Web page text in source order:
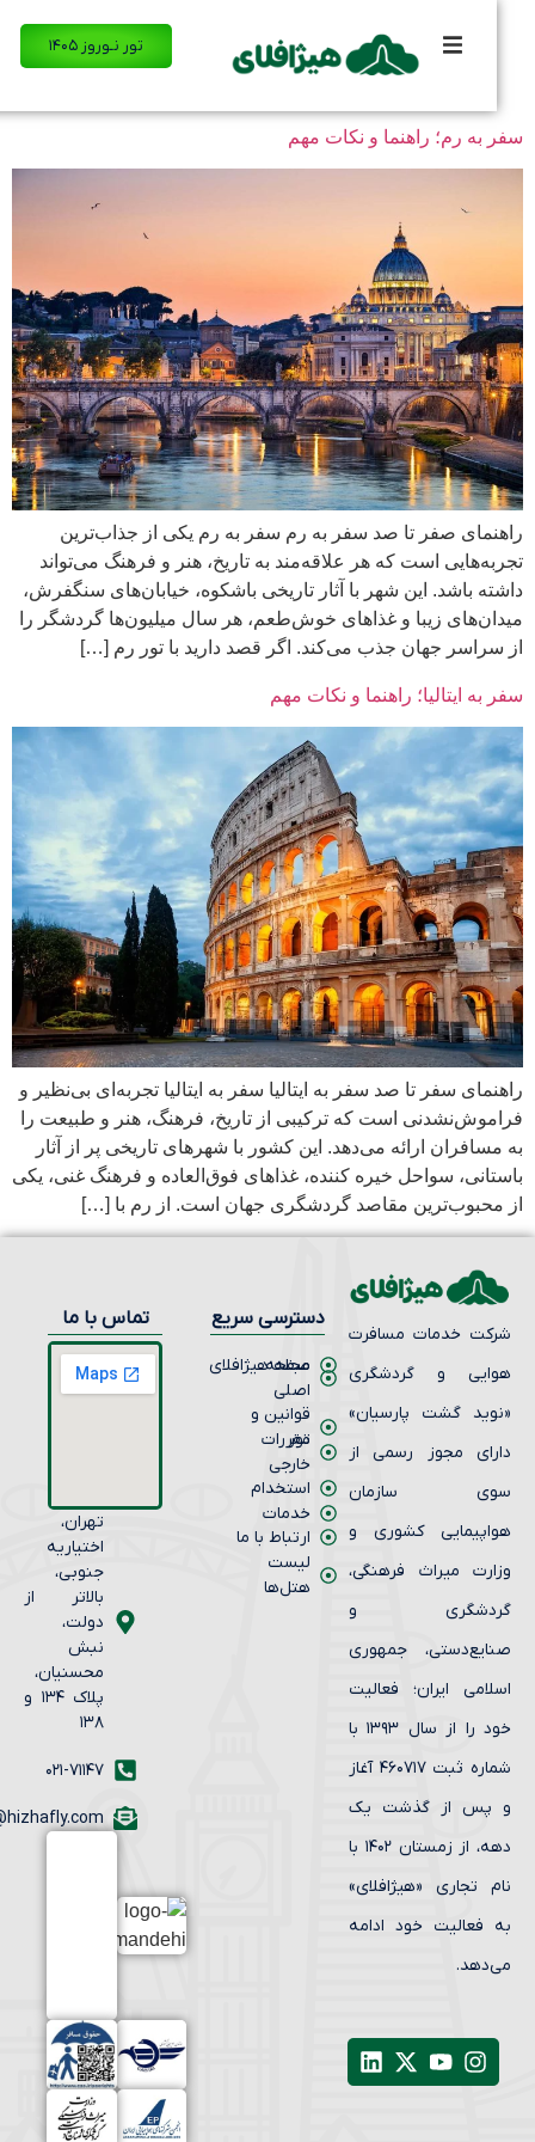
تور نـوروز ۱۴۰۵
به رم؛ راهنما و نکات مهم
صفر تا صد سفر به رم سفر به رم یکی از جذاب‌ترین
است که هر علاقه‌مند به تاریخ، هنر و فرهنگ می‌تواند
باشد. این شهر با آثار تاریخی باشکوه، خیابان‌های سنگفرش،
زیبا و غذاهای خوش‌طعم، هر سال میلیون‌ها گردشگر را
جهان جذب می‌کند. اگر قصد دارید با تور رم […]
ایتالیا؛ راهنما و نکات مهم
سفر تا صد سفر به ایتالیا سفر به ایتالیا تجربه‌ای بی‌نظیر و
است که ترکیبی از تاریخ، فرهنگ، هنر و طبیعت را
ارائه می‌دهد. این کشور با شهرهای تاریخی پر از آثار
سواحل خیره‌ کننده، غذاهای فوق‌العاده و فرهنگ غنی، یکی
مقاصد گردشگری جهان است. از رم با […]
خدمات مسافرت
و گردشگری
گشت پارسیان»
مجوز رسمی از
سازمان
کشوری و
میراث فرهنگی،
و
جمهوری
ایران؛ فعالیت
خود را از سال ۱۳۹۳ با
شماره ثبت ۴۶۰۷۱۷ آغاز
پس از گذشت یک
دهه، از زمستان ۱۴۰۲ با
تجاری «هیژافلای»
فعالیت خود ادامه
دسترسی سریع
صفحه
اصلی
تور
خارجی
خدمات
لیست
هتل‌ها
مجله هیژافلای
قوانین و
مقررات
استخدام
ارتباط با ما
تماس با ما
تهران،
اختیاریه
جنوبی،
بالاتر از
دولت،
محسنیان،
پلاک ۱۳۴ و
۰۲۱-۷۱۱۴۷
info@hizhafly.com